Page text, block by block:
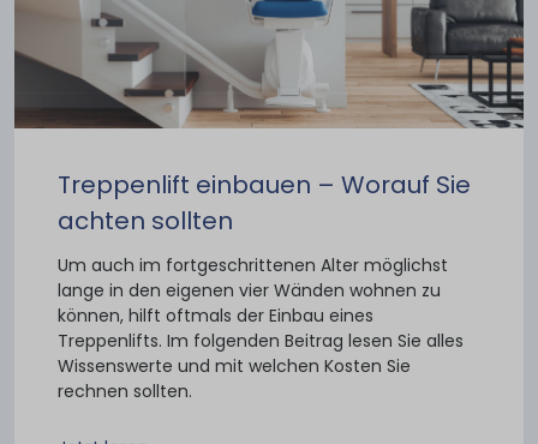
Treppenlift einbauen – Worauf Sie
achten sollten
Um auch im fortgeschrittenen Alter möglichst
lange in den eigenen vier Wänden wohnen zu
können, hilft oftmals der Einbau eines
Treppenlifts. Im folgenden Beitrag lesen Sie alles
Wissenswerte und mit welchen Kosten Sie
rechnen sollten.